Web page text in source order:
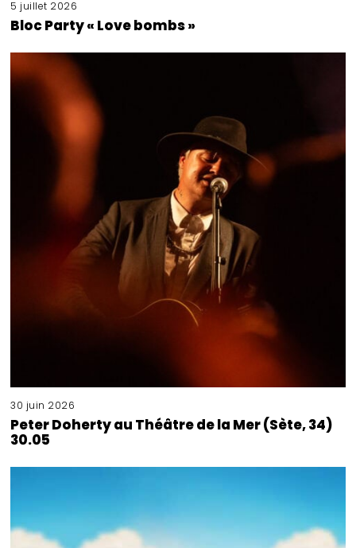
5 juillet 2026
Bloc Party « Love bombs »
30 juin 2026
Peter Doherty au Théâtre de la Mer (Sète, 34)
30.05